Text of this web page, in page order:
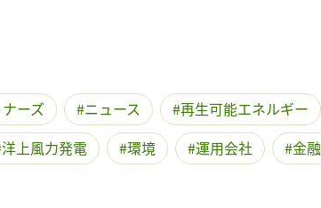
ーズ ニュース
再生可能エネルギー
洋上風力発電 環境 運用会社 金融